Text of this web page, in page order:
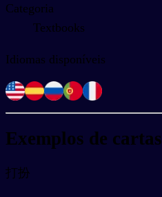
Categoria
Textbooks
Idiomas disponíveis
Exemplos de cartas
打扮